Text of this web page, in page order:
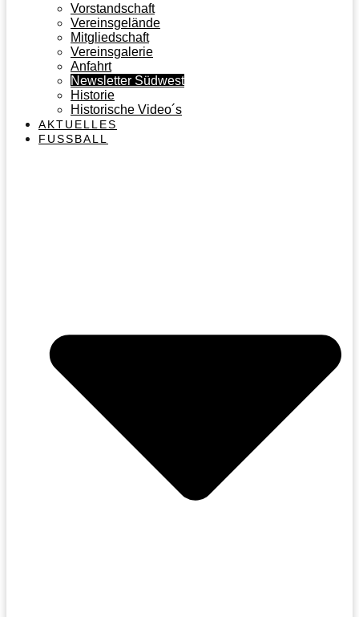
Vorstandschaft
Vereinsgelände
Mitgliedschaft
Vereinsgalerie
Anfahrt
Newsletter Südwest
Historie
Historische Video´s
AKTUELLES
FUSSBALL